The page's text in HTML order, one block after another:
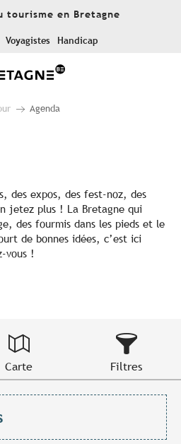
tourisme en Bretagne
Voyagistes Handicap
Agenda
aux favoris
des expos, des fest-noz, des
jetez plus ! La Bretagne qui
des fourmis dans les pieds et le
de bonnes idées, c’est ici
vous !
Carte Filtres